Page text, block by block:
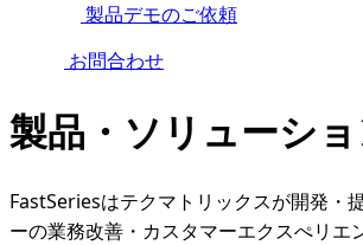
製品デモのご依頼
お問合わせ
製品・ソリューシ
FastSeriesはテクマトリックスが開発・
ーの業務改善・カスタマーエクスぺリエ